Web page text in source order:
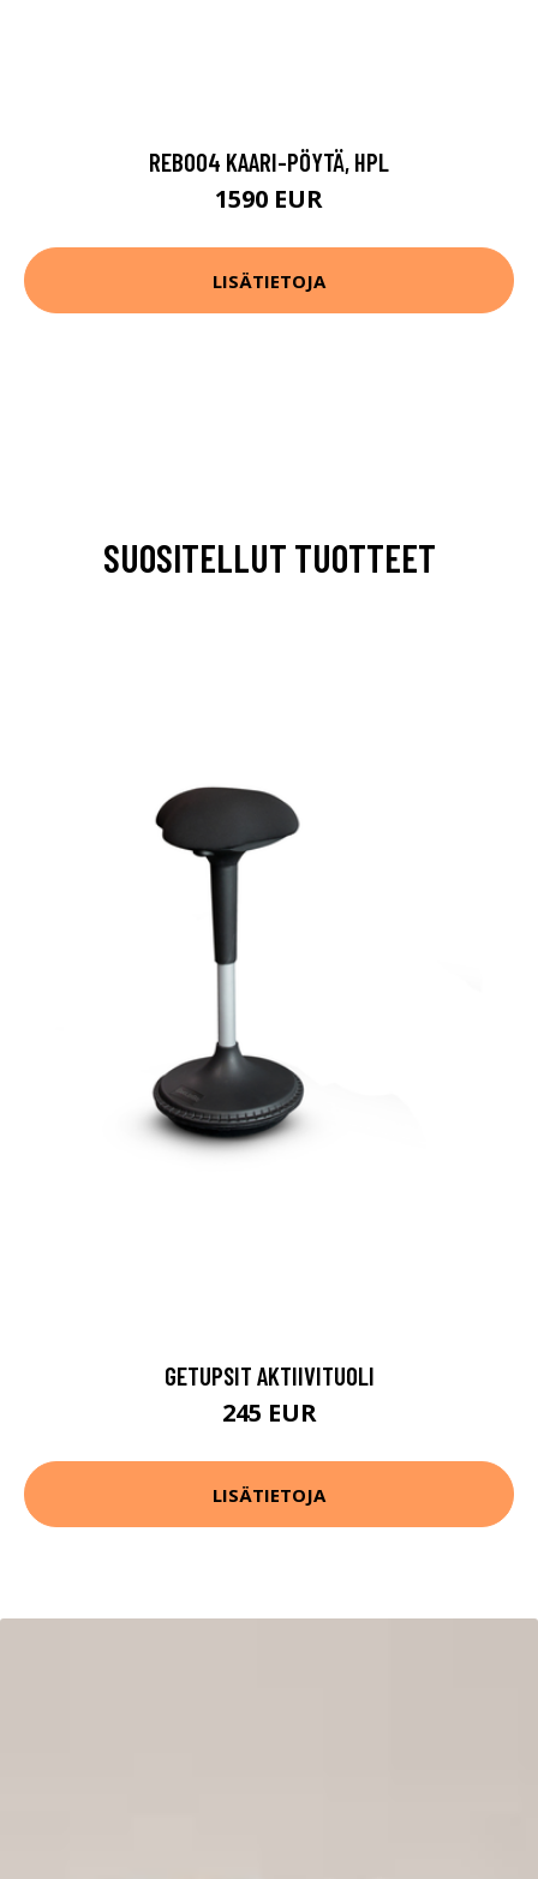
REB004 KAARI-PÖYTÄ, HPL
1590 EUR
LISÄTIETOJA
SUOSITELLUT TUOTTEET
GETUPSIT AKTIIVITUOLI
245 EUR
LISÄTIETOJA